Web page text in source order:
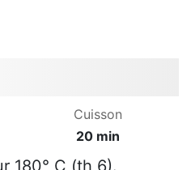
Cuisson
20 min